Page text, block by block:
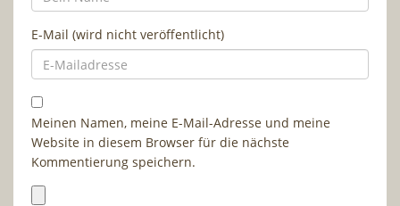
E-Mail (wird nicht veröffentlicht)
Meinen Namen, meine E-Mail-Adresse und meine
Website in diesem Browser für die nächste
Kommentierung speichern.